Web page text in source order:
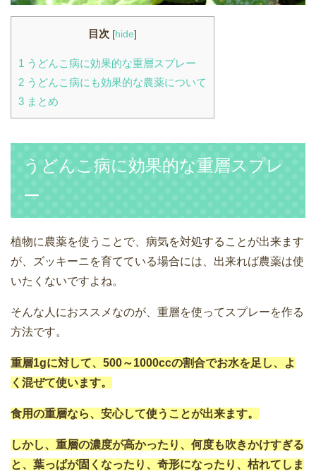
目次 [hide]
1 うどんこ病に効果的な重層スプレー
2 うどんこ病にも効果的な農薬について
3 まとめ
うどんこ病に効果的な重層スプレ
ー
植物に農薬を使うことで、病気を対処することが出来ます
が、ズッキーニを育てている場合には、出来れば農薬は使
いたくないですよね。
そんな人におススメなのが、重層を使ってスプレーを作る
方法です。
重層1gに対して、500～1000ccの割合でお水を足し、よ
く混ぜて使います。
食用の重層なら、安心して使うことが出来ます。
しかし、重層の濃度が高かったり、何度も吹きかけすぎる
と、葉っぱが固くなったり、奇形になったり、枯れてしま